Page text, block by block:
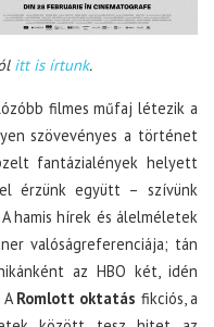
itt is írtunk.
filmes műfaj létezik a
szövevényes a történet
fantázialények helyett
érzünk együtt – szívünk
hamis hírek és álelméletek
valóságreferenciája; tán
az HBO két, idén
Romlott oktatás fikciós, a